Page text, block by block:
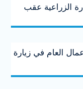
الزراعية عقب
العام في زيارة